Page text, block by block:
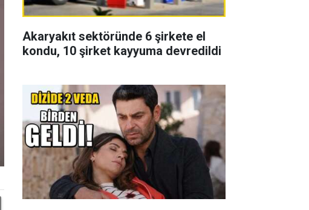
Akaryakıt sektöründe 6 şirkete el
kondu, 10 şirket kayyuma devredildi